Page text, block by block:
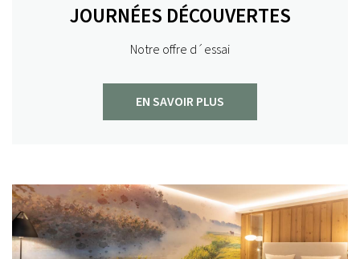
JOURNÉES DÉCOUVERTES
Notre offre d´essai
EN SAVOIR PLUS